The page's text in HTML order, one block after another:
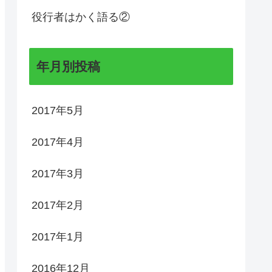
役行者はかく語る②
年月別投稿
2017年5月
2017年4月
2017年3月
2017年2月
2017年1月
2016年12月